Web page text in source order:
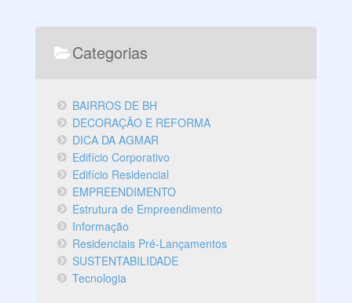
Categorias
BAIRROS DE BH
DECORAÇÃO E REFORMA
DICA DA AGMAR
Edifício Corporativo
Edifício Residencial
EMPREENDIMENTO
Estrutura de Empreendimento
Informação
Residenciais Pré-Lançamentos
SUSTENTABILIDADE
Tecnologia